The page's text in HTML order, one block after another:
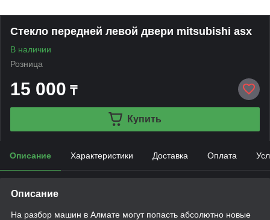
Стекло передней левой двери mitsubishi asx
В наличии
Розница
15 000 ₸
Купить
Описание Характеристики Доставка Оплата
Описание
На разбор машин в Алмате могут попасть абсолютно новые